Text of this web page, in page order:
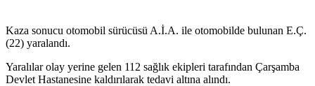
Kaza sonucu otomobil sürücüsü A.İ.A. ile otomobilde bulunan E.Ç.
(22) yaralandı.
Yaralılar olay yerine gelen 112 sağlık ekipleri tarafından Çarşamba
Devlet Hastanesine kaldırılarak tedavi altına alındı.